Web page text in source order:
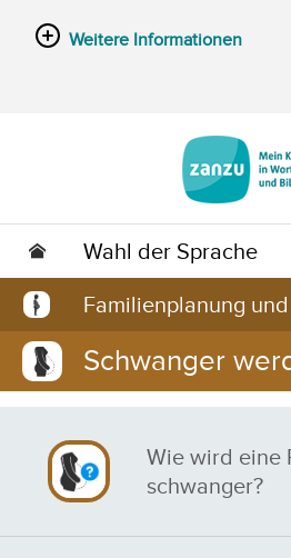
Weitere Informationen
Wahl der Sprache
Familienplanung
Schwanger
Wie wird eine
schwanger?